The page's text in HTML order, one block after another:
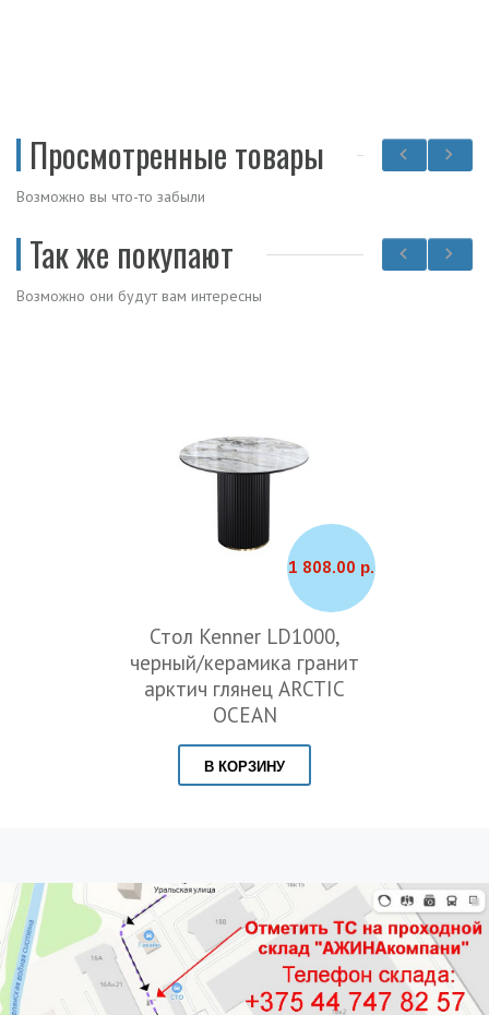
Просмотренные товары
Возможно вы что-то забыли
Так же покупают
Возможно они будут вам интересны
1 808.00 р.
Стол Kenner LD1000,
черный/керамика гранит
арктич глянец ARCTIC
OCEAN
В КОРЗИНУ